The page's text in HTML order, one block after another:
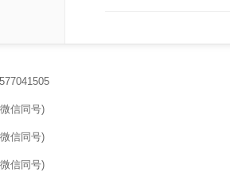
信同号)
信同号)
信同号)